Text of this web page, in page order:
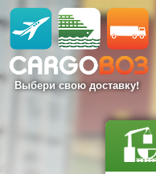
Выбери свою доставку!